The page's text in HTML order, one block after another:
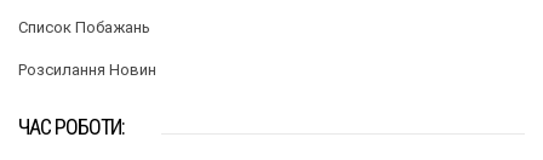
Список Побажань
Розсилання Новин
ЧАС РОБОТИ: